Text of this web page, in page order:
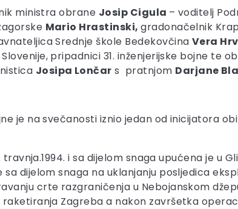
ministra obrane Josip Cigula – voditelj
Mario Hrastinski,gradonačelnik
Srednje škole Bedekovčina Vera
pripadnici 31. inženjerijske bojne te
Josipa Lončar s pratnjom Darjane
je na svečanosti iznio jedan od inicijatora
i sa dijelom snaga upućena je u
dijelom snaga na uklanjanju posljedica
crte razgraničenja u Nebojanskom
Zagreba a nakon završetka